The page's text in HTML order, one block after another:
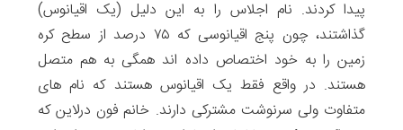
پیدا کردند. نام اجلاس را به این دلیل (یک اقیانوس)
گذاشتند، چون پنج اقیانوسی که ۷۵ درصد از سطح کره
زمین را به خود اختصاص داده اند همگی به هم متصل
هستند. در واقع فقط یک اقیانوس هستند که نام های
متفاوت ولی سرنوشت مشترکی دارند. خانم فون درلاین که